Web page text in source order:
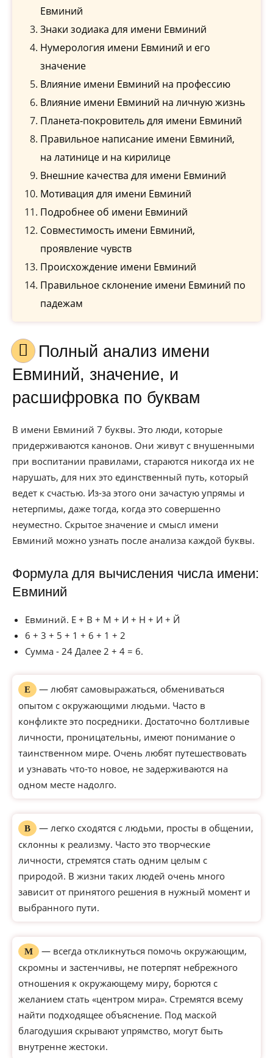
Евминий
Знаки зодиака для имени Евминий
Нумерология имени Евминий и его
значение
Влияние имени Евминий на профессию
Влияние имени Евминий на личную жизнь
Планета-покровитель для имени Евминий
Правильное написание имени Евминий,
на латинице и на кирилице
Внешние качества для имени Евминий
Мотивация для имени Евминий
Подробнее об имени Евминий
Совместимость имени Евминий,
проявление чувств
Происхождение имени Евминий
Правильное склонение имени Евминий по
падежам
Полный анализ имени
Евминий, значение, и
расшифровка по буквам
В имени Евминий 7 буквы. Это люди, которые
придерживаются канонов. Они живут с внушенными
при воспитании правилами, стараются никогда их не
нарушать, для них это единственный путь, который
ведет к счастью. Из-за этого они зачастую упрямы и
нетерпимы, даже тогда, когда это совершенно
неуместно. Скрытое значение и смысл имени
Евминий можно узнать после анализа каждой буквы.
Формула для вычисления числа имени:
Евминий
Евминий. Е + В + М + И + Н + И + Й
6 + 3 + 5 + 1 + 6 + 1 + 2
Сумма - 24 Далее 2 + 4 = 6.
Е
— любят самовыражаться, обмениваться
опытом с окружающими людьми. Часто в
конфликте это посредники. Достаточно болтливые
личности, проницательны, имеют понимание о
таинственном мире. Очень любят путешествовать
и узнавать что-то новое, не задерживаются на
одном месте надолго.
В
— легко сходятся с людьми, просты в общении,
склонны к реализму. Часто это творческие
личности, стремятся стать одним целым с
природой. В жизни таких людей очень много
зависит от принятого решения в нужный момент и
выбранного пути.
М
— всегда откликнуться помочь окружающим,
скромны и застенчивы, не потерпят небрежного
отношения к окружающему миру, борются с
желанием стать «центром мира». Стремятся всему
найти подходящее объяснение. Под маской
благодушия скрывают упрямство, могут быть
внутренне жестоки.